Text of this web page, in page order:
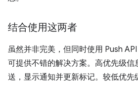
结合使用这两者
虽然并非完美，但同时使用 Push
可提供不错的解决方案。高优先级信
送，显示通知并更新标记。较低优先